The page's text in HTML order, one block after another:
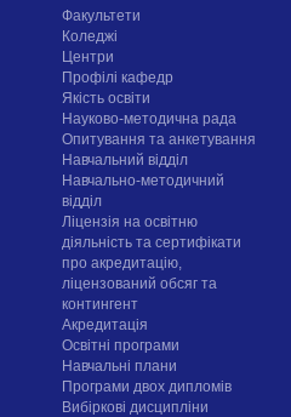
Факультети
Коледжі
Центри
Профілі кафедр
Якість освіти
Науково-методична рада
Опитування та анкетування
Навчальний відділ
Навчально-методичний
відділ
Ліцензія на освітню
діяльність та сертифікати
про акредитацію,
ліцензований обсяг та
контингент
Акредитація
Освітні програми
Навчальні плани
Програми двох дипломів
Вибіркові дисципліни